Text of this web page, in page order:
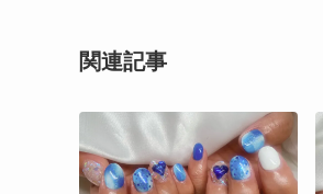
関連記事